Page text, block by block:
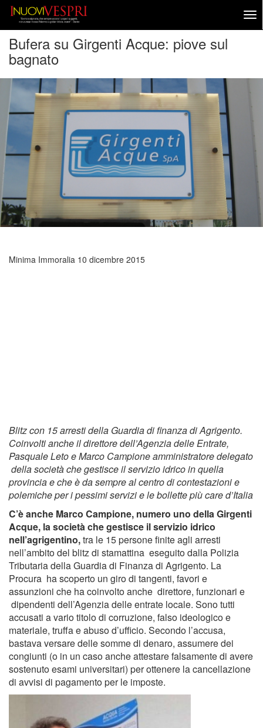
Bufera su Girgenti Acque: piove sul
bagnato
Minima Immoralia 10 dicembre 2015
Blitz con 15 arresti della Guardia di finanza di Agrigento.
Coinvolti anche il direttore dell’Agenzia delle Entrate,
Pasquale Leto e Marco Campione amministratore delegato
della società che gestisce il servizio idrico in quella
provincia e che è da sempre al centro di contestazioni e
polemiche per i pessimi servizi e le bollette più care d’Italia
C’è anche Marco Campione, numero uno della Girgenti
Acque, la società che gestisce il servizio idrico
nell’agrigentino,tra le 15 persone finite agli arresti
nell’ambito del blitz di stamattina eseguito dalla Polizia
Tributaria della Guardia di Finanza di Agrigento. La
Procura ha scoperto un giro di tangenti, favori e
assunzioni che ha coinvolto anche direttore, funzionari e
dipendenti dell’Agenzia delle entrate locale. Sono tutti
accusati a vario titolo di corruzione, falso ideologico e
materiale, truffa e abuso d’ufficio. Secondo l’accusa,
bastava versare delle somme di denaro, assumere dei
congiunti (o in un caso anche attestare falsamente di avere
sostenuto esami universitari) per ottenere la cancellazione
di avvisi di pagamento per le imposte.